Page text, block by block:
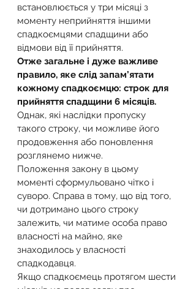
встановлюється у три місяці з
моменту неприйняття іншими
спадкоємцями спадщини або
відмови від її прийняття.
Отже загальне і дуже важливе
правило, яке слід запам’ятати
кожному спадкоємцю: строк для
прийняття спадщини 6 місяців.
Однак, які наслідки пропуску
такого строку, чи можливе його
продовження або поновлення
розглянемо нижче.
Положення закону в цьому
моменті сформульовано чітко і
суворо. Справа в тому, що від того,
чи дотримано цього строку
залежить, чи матиме особа право
власності на майно, яке
знаходилось у власності
спадкодавця.
Якщо спадкоємець протягом шести